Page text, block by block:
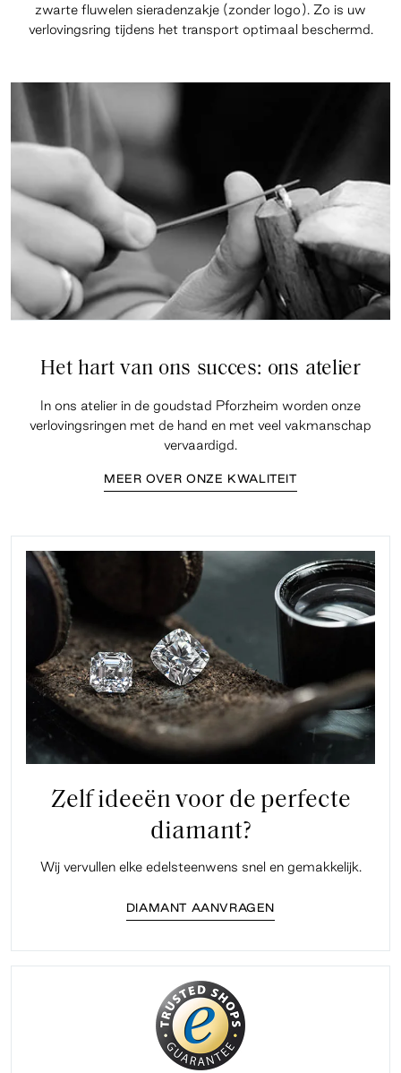
zwarte fluwelen sieradenzakje (zonder logo). Zo is uw
verlovingsring tijdens het transport optimaal beschermd.
Het hart van ons succes: ons atelier
In ons atelier in de goudstad Pforzheim worden onze
verlovingsringen met de hand en met veel vakmanschap
vervaardigd.
MEER OVER ONZE KWALITEIT
Zelf ideeën voor de perfecte
diamant?
Wij vervullen elke edelsteenwens snel en gemakkelijk.
DIAMANT AANVRAGEN